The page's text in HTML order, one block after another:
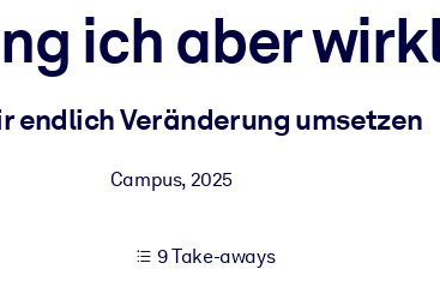
Business-Wissen.
zu optimieren.
ich aber
endlich Veränderung umsetzen
Campus, 2025
9 Take-aways